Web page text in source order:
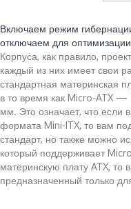
Включаем режим
отключаем для
Корпуса, как правило,
каждый из них имеет свои
стандартная материнская
в то время как Micro-ATX
мм. Это означает, что если
формата Mini-ITX, то вам
стандарт, но также можно
который поддерживает
материнскую плату ATX, то
предназначенный только